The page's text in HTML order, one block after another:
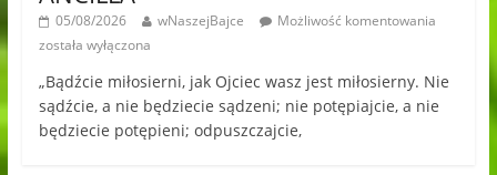
05/08/2026 wNaszejBajce
Możliwość komentowania
została wyłączona
„Bądźcie miłosierni, jak Ojciec wasz jest miłosierny. Nie
sądźcie, a nie będziecie sądzeni; nie potępiajcie, a nie
będziecie potępieni; odpuszczajcie,